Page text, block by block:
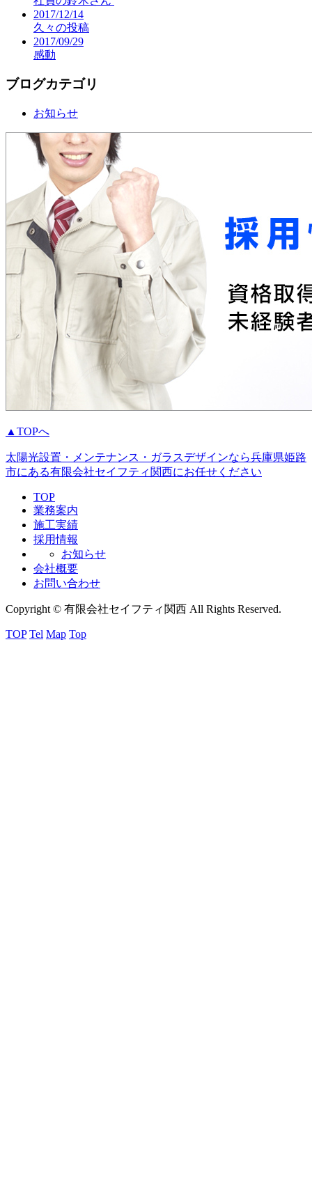
2017/12/14
久々の投稿
2017/09/29
感動
ブログカテゴリ
お知らせ
▲TOPへ
太陽光設置・メンテナンス・ガラスデザインなら兵庫県姫路
市にある有限会社セイフティ関西にお任せください
TOP
業務案内
施工実績
採用情報
お知らせ
会社概要
お問い合わせ
Copyright © 有限会社セイフティ関西 All Rights Reserved.
TOP Tel Map Top